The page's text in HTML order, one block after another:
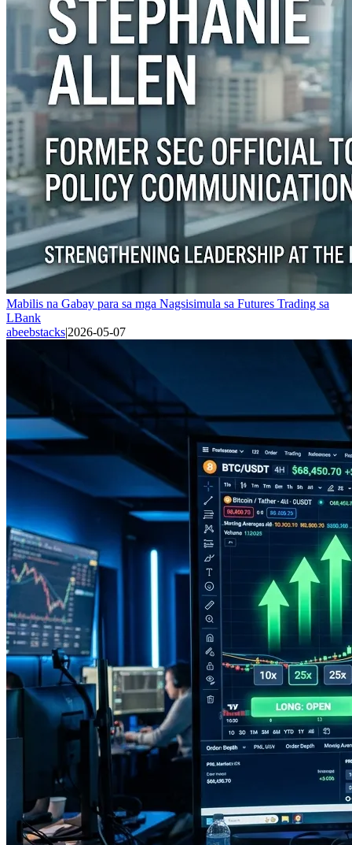
Mabilis na Gabay para sa mga Nagsisimula sa Futures Trading sa
LBank
abeebstacks|2026-05-07